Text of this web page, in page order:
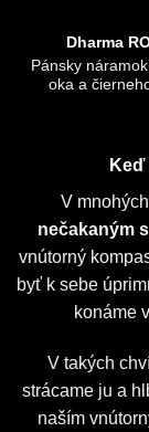
Dharma
Pánsky
oka a
V
nečakaným
vnútorný
byť k sebe
konáme
V takých
strácame ju a
naším